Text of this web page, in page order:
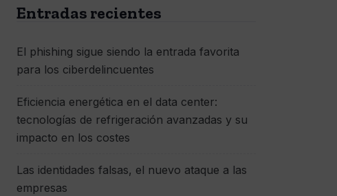
Entradas recientes
El phishing sigue siendo la entrada favorita
para los ciberdelincuentes
Eficiencia energética en el data center:
tecnologías de refrigeración avanzadas y su
impacto en los costes
Las identidades falsas, el nuevo ataque a las
empresas